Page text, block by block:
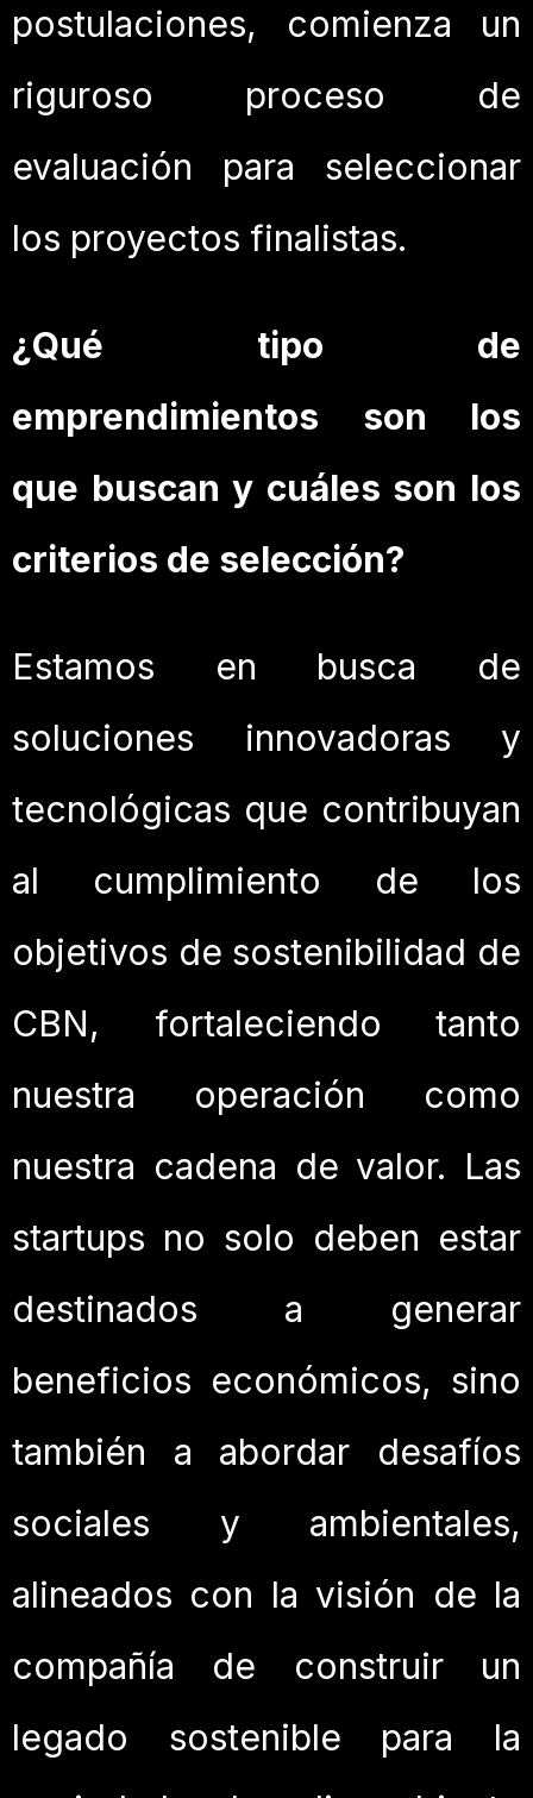
postulaciones, comienza un
riguroso proceso de
evaluación para seleccionar
los proyectos finalistas.
¿Qué tipo de
emprendimientos son los
que buscan y cuáles son los
criterios de selección?
Estamos en busca de
soluciones innovadoras y
tecnológicas que contribuyan
al cumplimiento de los
objetivos de sostenibilidad de
CBN, fortaleciendo tanto
nuestra operación como
nuestra cadena de valor. Las
startups no solo deben estar
destinados a generar
beneficios económicos, sino
también a abordar desafíos
sociales y ambientales,
alineados con la visión de la
compañía de construir un
legado sostenible para la